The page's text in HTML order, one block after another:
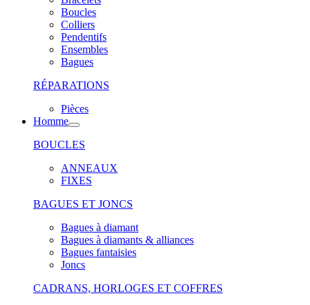
Boucles
Colliers
Pendentifs
Ensembles
Bagues
RÉPARATIONS
Pièces
Homme
BOUCLES
ANNEAUX
FIXES
BAGUES ET JONCS
Bagues à diamant
Bagues à diamants & alliances
Bagues fantaisies
Joncs
CADRANS, HORLOGES ET COFFRES